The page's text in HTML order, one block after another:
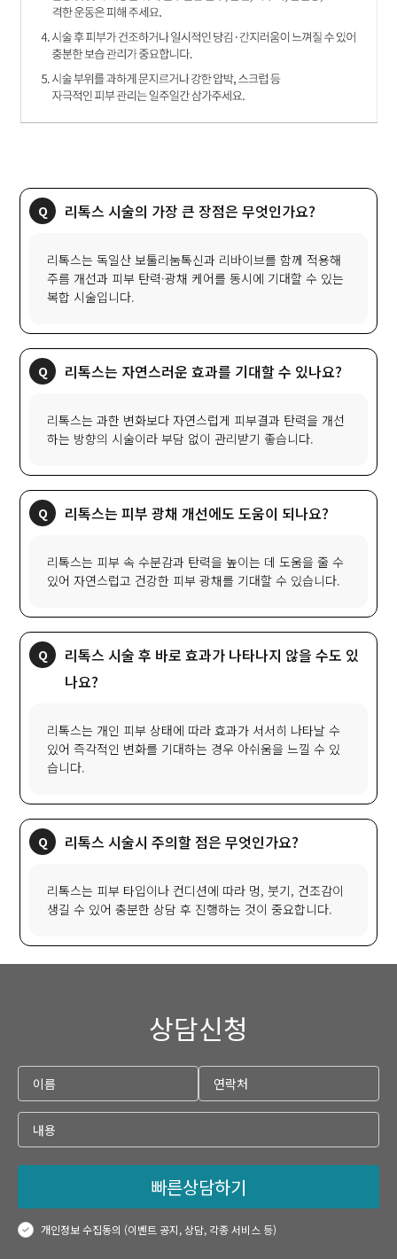
리톡스 시술의 가장 큰 장점은 무엇인가요?
리톡스는 독일산 보툴리눔톡신과 리바이브를 함께 적용해
주름 개선과 피부 탄력·광채 케어를 동시에 기대할 수 있는
복합 시술입니다.
리톡스는 자연스러운 효과를 기대할 수 있나요?
리톡스는 과한 변화보다 자연스럽게 피부결과 탄력을 개선
하는 방향의 시술이라 부담 없이 관리받기 좋습니다.
리톡스는 피부 광채 개선에도 도움이 되나요?
리톡스는 피부 속 수분감과 탄력을 높이는 데 도움을 줄 수
있어 자연스럽고 건강한 피부 광채를 기대할 수 있습니다.
리톡스 시술 후 바로 효과가 나타나지 않을 수도 있
나요?
리톡스는 개인 피부 상태에 따라 효과가 서서히 나타날 수
있어 즉각적인 변화를 기대하는 경우 아쉬움을 느낄 수 있
습니다.
리톡스 시술시 주의할 점은 무엇인가요?
리톡스는 피부 타입이나 컨디션에 따라 멍, 붓기, 건조감이
생길 수 있어 충분한 상담 후 진행하는 것이 중요합니다.
상담신청
빠른상담하기
개인정보 수집동의 (이벤트 공지, 상담, 각종 서비스 등)